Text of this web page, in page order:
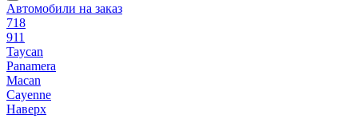
Автомобили на заказ
718
911
Taycan
Panamera
Macan
Cayenne
Наверх